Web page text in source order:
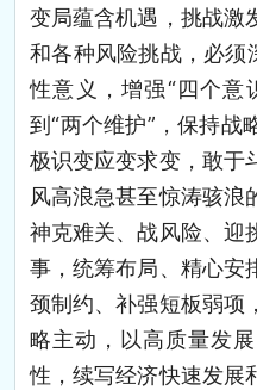
变局蕴含机遇，挑战激
和各种风险挑战，必须
性意义，增强“四个意
到“两个维护”，保持战
极识变应变求变，敢于
风高浪急甚至惊涛骇浪
神克难关、战风险、迎
事，统筹布局、精心安
颈制约、补强短板弱项
略主动，以高质量发
性，续写经济快速发展